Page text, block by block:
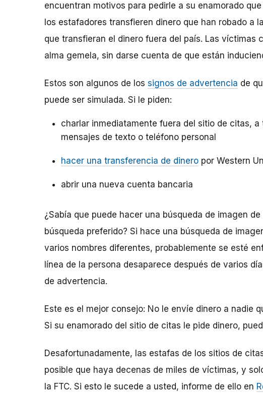
encuentran motivos para pedirle a su enamorado
los estafadores transfieren dinero que han robado a
que transfieran el dinero fuera del país. Las víctimas
alma gemela, sin darse cuenta de que están
Estos son algunos de los signos de advertencia de
puede ser simulada. Si le piden:
charlar inmediatamente fuera del sitio de citas,
mensajes de texto o teléfono personal
hacer una transferencia de dinero por Western
abrir una nueva cuenta bancaria
¿Sabía que puede hacer una búsqueda de imagen
búsqueda preferido? Si hace una búsqueda de
varios nombres diferentes, probablemente se esté
línea de la persona desaparece después de varios
de advertencia.
Este es el mejor consejo: No le envíe dinero a nadie
Si su enamorado del sitio de citas le pide dinero,
Desafortunadamente, las estafas de los sitios de
posible que haya decenas de miles de víctimas, y
la FTC. Si esto le sucede a usted, informe de ello en